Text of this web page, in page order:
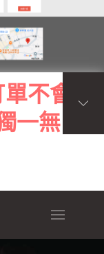
不會
一無